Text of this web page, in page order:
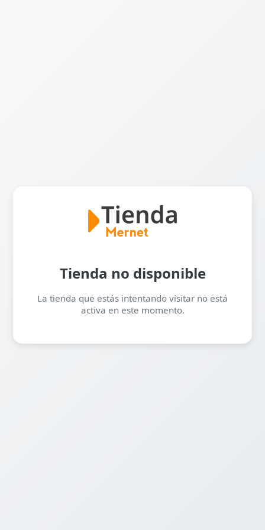
Tienda no disponible
La tienda que estás intentando visitar no está
activa en este momento.